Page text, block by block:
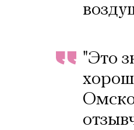
"Это